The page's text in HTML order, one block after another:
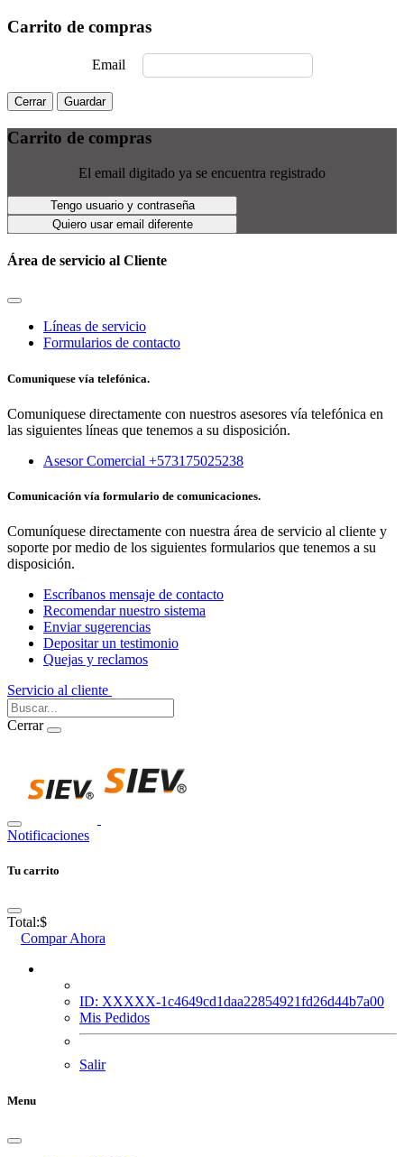
Carrito de compras
Email
Cerrar Guardar
Carrito de compras
El email digitado ya se encuentra registrado
Tengo usuario y contraseña
Quiero usar email diferente
Área de servicio al Cliente
Líneas de servicio
Formularios de contacto
Comuniquese vía telefónica.
Comuniquese directamente con nuestros asesores vía telefónica en
las siguientes líneas que tenemos a su disposición.
Asesor Comercial +573175025238
Comunicación vía formulario de comunicaciones.
Comuníquese directamente con nuestra área de servicio al cliente y
soporte por medio de los siguientes formularios que tenemos a su
disposición.
Escríbanos mensaje de contacto
Recomendar nuestro sistema
Enviar sugerencias
Depositar un testimonio
Quejas y reclamos
Servicio al cliente
Cerrar
Notificaciones
Tu carrito
Total:$
Compar Ahora
ID: XXXXX-1c4649cd1daa22854921fd26d44b7a00
Mis Pedidos
Salir
Menu